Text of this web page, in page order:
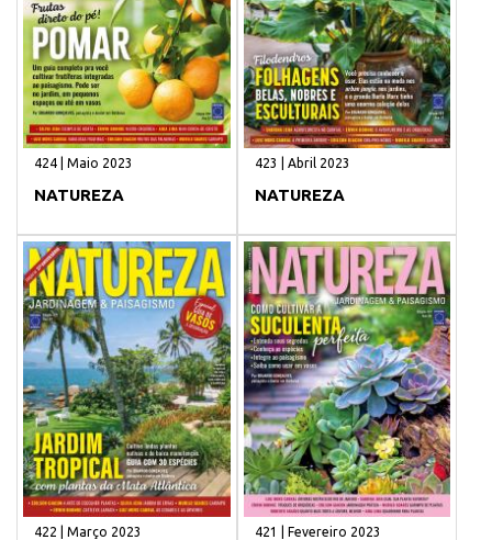
424 | Maio 2023
NATUREZA
423 | Abril 2023
NATUREZA
422 | Março 2023 421 | Fevereiro 2023